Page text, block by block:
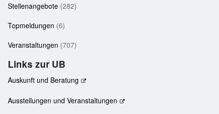
Stellenangebote (282)
Topmeldungen (6)
Veranstaltungen (707)
Links zur UB
Auskunft und Beratung
Ausstellungen und Veranstaltungen